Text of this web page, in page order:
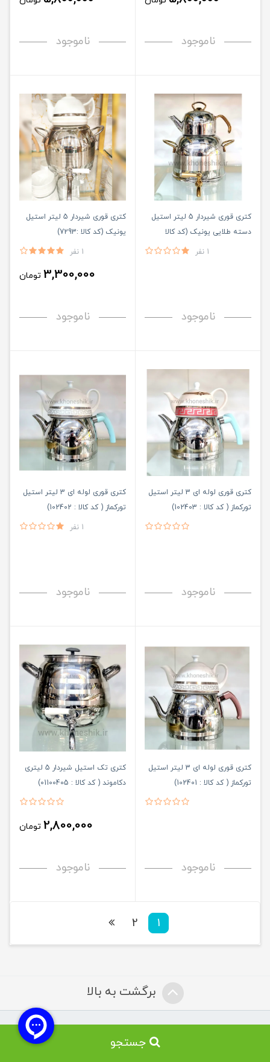
ناموجود ناموجود
کتری قوری شیردار 5 لیتر استیل
دسته طلایی یونیک (کد کالا
1 نفر
ناموجود
کتری قوری شیردار 5 لیتر استیل
یونیک (کد کالا :7293)
1 نفر
3,300,000 تومان
ناموجود
کتری قوری لوله ای 3 لیتر استیل
تورکماز ( کد کالا : 102403)
ناموجود
کتری قوری لوله ای 3 لیتر استیل
تورکماز ( کد کالا : 102402)
1 نفر
ناموجود
کتری قوری لوله ای 3 لیتر استیل
تورکماز ( کد کالا : 102401)
ناموجود
کتری تک استیل شیردار 5 لیتری
دکاموند ( کد کالا : 01100405)
2,800,000 تومان
ناموجود
1
2
برگشت به بالا